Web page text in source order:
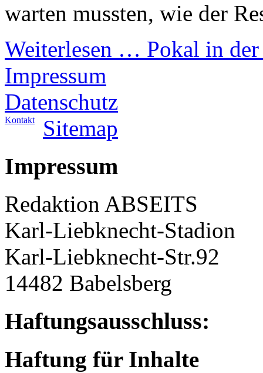
warten mussten, wie der
Weiterlesen … Pokal in
Impressum
Datenschutz
Kontakt Sitemap
Impressum
Redaktion ABSEITS
Karl-Liebknecht-Stadion
Karl-Liebknecht-Str.92
14482 Babelsberg
Haftungsausschluss:
Haftung für Inhalte